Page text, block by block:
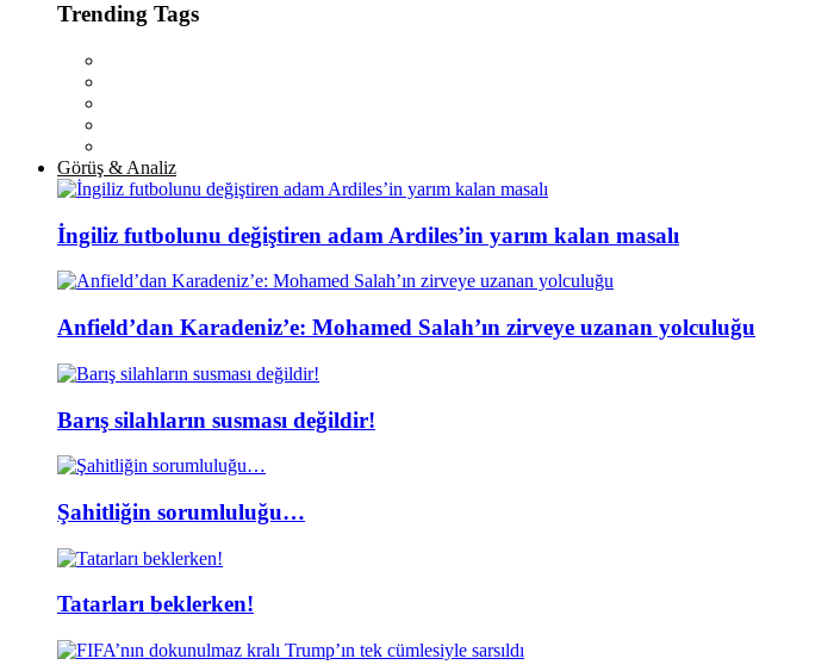
Trending Tags
Görüş & Analiz
İngiliz futbolunu değiştiren adam Ardiles’in yarım kalan masalı
Anfield’dan Karadeniz’e: Mohamed Salah’ın zirveye uzanan yolculuğu
Barış silahların susması değildir!
Şahitliğin sorumluluğu…
Tatarları beklerken!